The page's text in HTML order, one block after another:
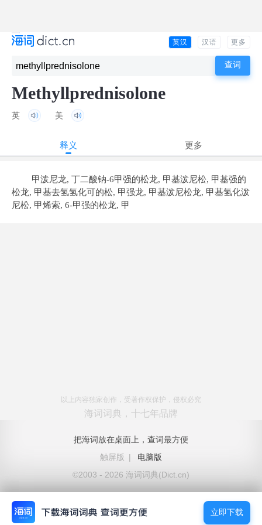
英汉 汉语 更多
Methyllprednisolone
英 美
释义 更多
甲泼尼龙, 丁二酸钠-6甲强的松龙, 甲基泼尼松, 甲基强的
松龙, 甲基去氢氢化可的松, 甲强龙, 甲基泼尼松龙, 甲基氢化泼
尼松, 甲烯索, 6-甲强的松龙, 甲
以上内容独家创作，受著作权保护，侵权必究
海词词典，十七年品牌
把海词放在桌面上，查词最方便
触屏版
|
电脑版
©2003 - 2026 海词词典(Dict.cn)
立即下载
立即下载